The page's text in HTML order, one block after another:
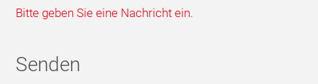
Bitte geben Sie eine Nachricht ein.
Senden